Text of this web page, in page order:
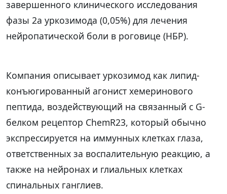
завершенного клинического исследования
фазы 2a уркозимода (0,05%) для лечения
нейропатической боли в роговице (НБР).
Компания описывает уркозимод как липид-
конъюгированный агонист хемеринового
пептида, воздействующий на связанный с G-
белком рецептор ChemR23, который обычно
экспрессируется на иммунных клетках глаза,
ответственных за воспалительную реакцию, а
также на нейронах и глиальных клетках
спинальных ганглиев.